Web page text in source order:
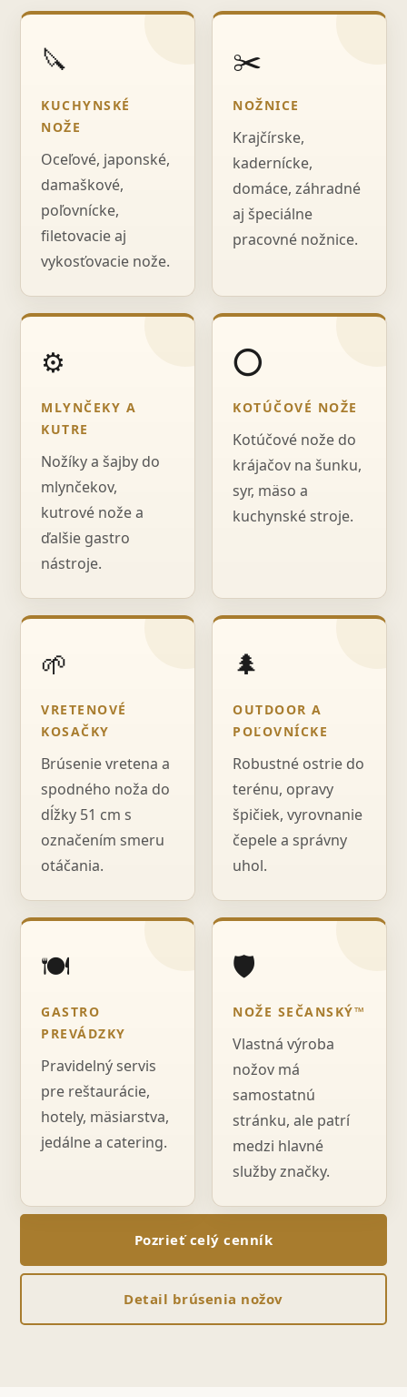
🔪
KUCHYNSKÉ
NOŽE
Oceľové, japonské,
damaškové,
poľovnícke,
filetovacie aj
vykosťovacie nože.
✂️
NOŽNICE
Krajčírske,
kadernícke,
domáce, záhradné
aj špeciálne
pracovné nožnice.
⚙️
MLYNČEKY A
KUTRE
Nožíky a šajby do
mlynčekov,
kutrové nože a
ďalšie gastro
nástroje.
⭕
KOTÚČOVÉ NOŽE
Kotúčové nože do
krájačov na šunku,
syr, mäso a
kuchynské stroje.
🌱
VRETENOVÉ
KOSAČKY
Brúsenie vretena a
spodného noža do
dĺžky 51 cm s
označením smeru
otáčania.
🌲
OUTDOOR A
POĽOVNÍCKE
Robustné ostrie do
terénu, opravy
špičiek, vyrovnanie
čepele a správny
uhol.
🍽️
GASTRO
PREVÁDZKY
Pravidelný servis
pre reštaurácie,
hotely, mäsiarstva,
jedálne a catering.
🛡️
NOŽE SEČANSKÝ™
Vlastná výroba
nožov má
samostatnú
stránku, ale patrí
medzi hlavné
služby značky.
Pozrieť celý cenník
Detail brúsenia nožov